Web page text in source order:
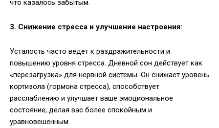
что казалось забытым.
3. Снижение стресса и улучшение настроения:
Усталость часто ведет к раздражительности и
повышению уровня стресса. Дневной сон действует как
«перезагрузка» для нервной системы. Он снижает уровень
кортизола (гормона стресса), способствует
расслаблению и улучшает ваше эмоциональное
состояние, делая вас более спокойным и
уравновешенным.